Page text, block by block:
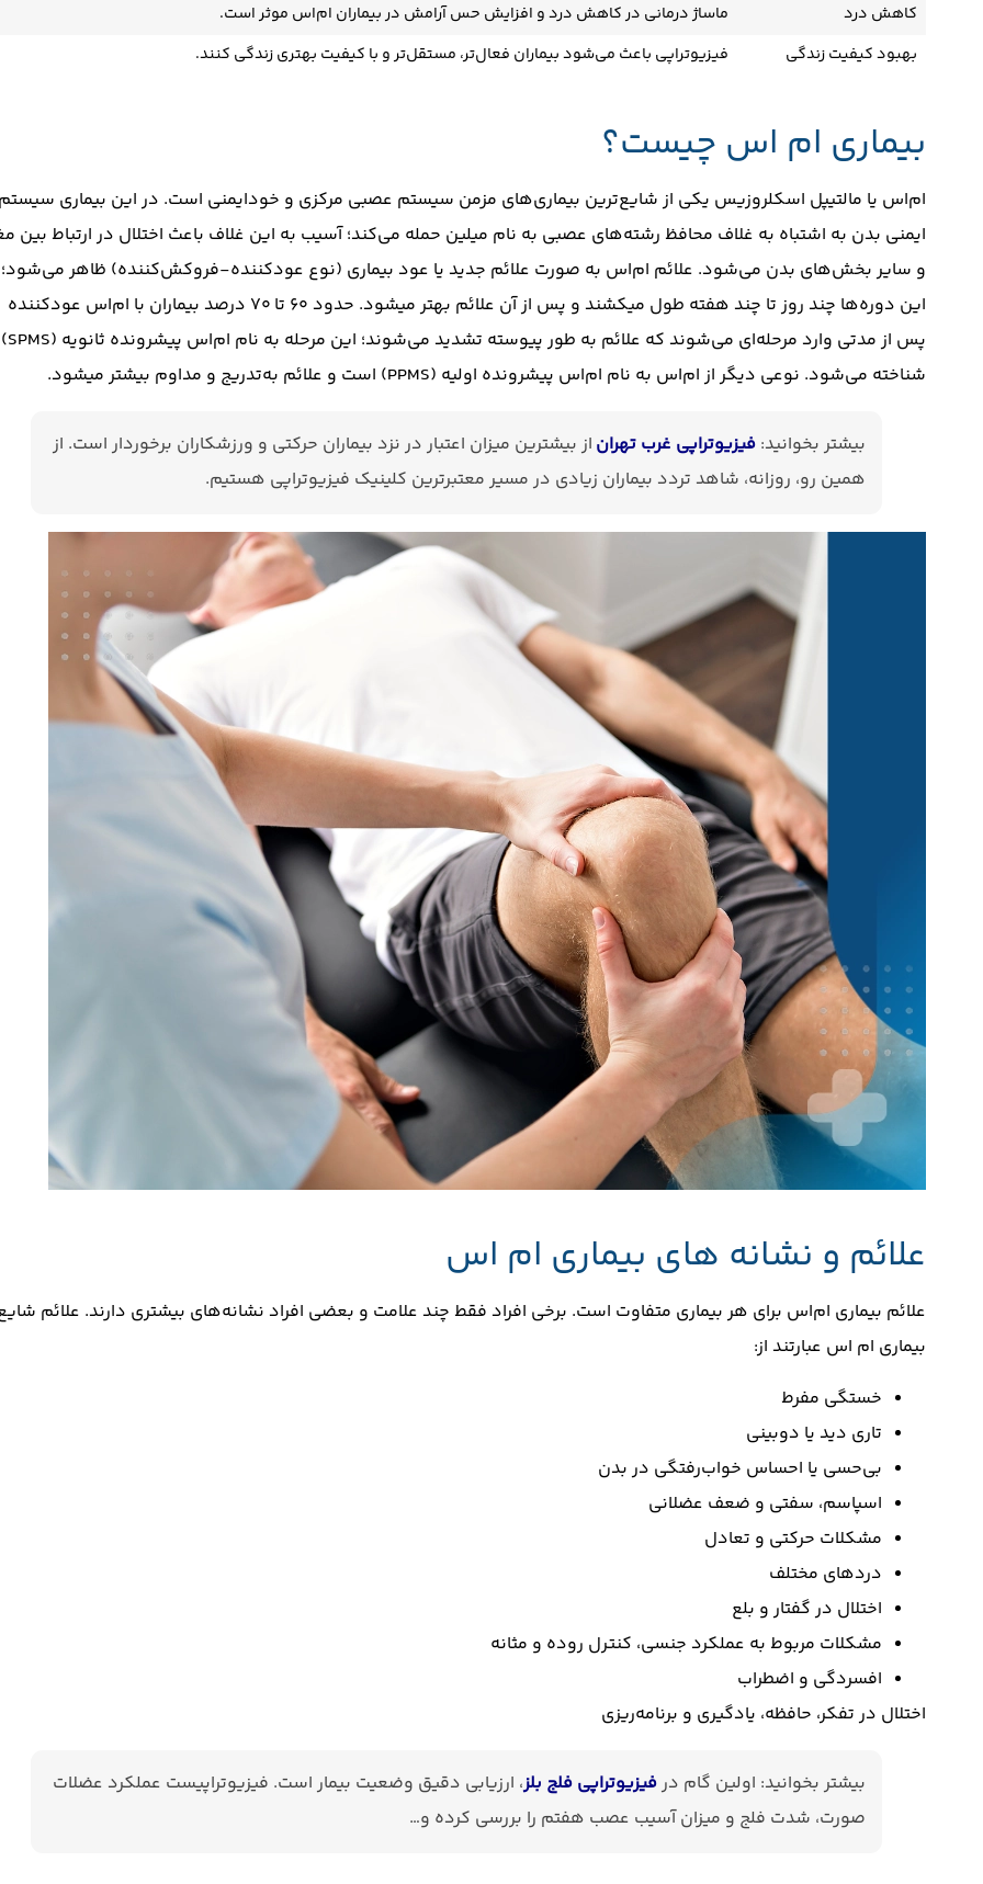
کاهش درد
ماساژ درمانی در کاهش درد و افزایش حس آرامش در بیماران ام‌اس موثر است.
بهبود کیفیت زندگی
فیزیوتراپی باعث می‌شود بیماران فعال‌تر، مستقل‌تر و با کیفیت بهتری زندگی کنند.
بیماری ام اس چیست؟
ام‌اس یا مالتیپل اسکلروزیس یکی از شایع‌ترین بیماری‌های مزمن سیستم عصبی مرکزی و خودایمنی است. در این بیماری
ایمنی بدن به اشتباه به غلاف محافظ رشته‌های عصبی به نام میلین حمله می‌کند؛ آسیب به این غلاف باعث اختلال در ارتباط بین
و سایر بخش‌های بدن می‌شود. علائم ام‌اس به صورت علائم جدید یا عود بیماری (نوع عودکننده-فروکش‌کننده) ظاهر می‌شود؛
این دوره‌ها چند روز تا چند هفته طول میکشند و پس از آن علائم بهتر میشود. حدود ۶۰ تا ۷۰ درصد بیماران با ام‌اس عودکننده
پس از مدتی وارد مرحله‌ای می‌شوند که علائم به طور پیوسته تشدید می‌شوند؛ این مرحله به نام ام‌اس پیشرونده ثانویه (SPMS)
شناخته می‌شود. نوعی دیگر از ام‌اس به نام ام‌اس پیشرونده اولیه (PPMS) است و علائم به‌تدریج و مداوم بیشتر میشود.
بیشتر بخوانید: فیزیوتراپی غرب تهران از بیشترین میزان اعتبار در نزد بیماران حرکتی و ورزشکاران برخوردار است. از
همین رو، روزانه، شاهد تردد بیماران زیادی در مسیر معتبرترین کلینیک فیزیوتراپی هستیم.
علائم و نشانه های بیماری ام اس
علائم بیماری ام‌اس برای هر بیماری متفاوت است. برخی افراد فقط چند علامت و بعضی افراد نشانه‌های بیشتری دارند. علائم
بیماری ام ‌اس عبارتند از:
خستگی مفرط
تاری دید یا دوبینی
بی‌حسی یا احساس خواب‌رفتگی در بدن
اسپاسم، سفتی و ضعف عضلانی
مشکلات حرکتی و تعادل
دردهای مختلف
اختلال در گفتار و بلع
مشکلات مربوط به عملکرد جنسی، کنترل روده و مثانه
افسردگی و اضطراب
اختلال در تفکر، حافظه، یادگیری و برنامه‌ریزی
بیشتر بخوانید: اولین گام در فیزیوتراپی فلج بلز، ارزیابی دقیق وضعیت بیمار است. فیزیوتراپیست عملکرد عضلات
صورت، شدت فلج و میزان آسیب عصب هفتم را بررسی کرده و…